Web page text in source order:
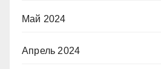
Май 2024
Апрель 2024